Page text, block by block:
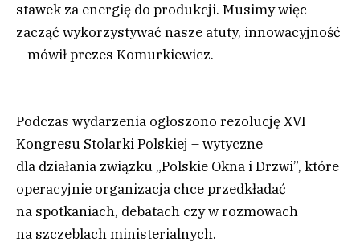
stawek za energię do produkcji. Musimy więc
zacząć wykorzystywać nasze atuty, innowacyjność
– mówił prezes Komurkiewicz.
Podczas wydarzenia ogłoszono rezolucję XVI
Kongresu Stolarki Polskiej – wytyczne
dla działania związku „Polskie Okna i Drzwi”, które
operacyjnie organizacja chce przedkładać
na spotkaniach, debatach czy w rozmowach
na szczeblach ministerialnych.